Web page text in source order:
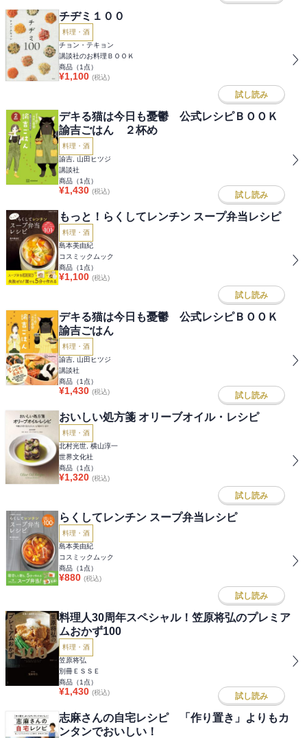
チヂミ１００
料理・酒
チョン・テキョン
講談社のお料理ＢＯＯＫ
商品（1 点）
¥1,100 (税込)
試し読み
デキる猫は今日も憂鬱 公式レシピＢＯＯＫ
諭吉ごはん ２杯め
料理・酒
諭吉, 山田ヒツジ
講談社
商品（1 点）
¥1,430 (税込) 試し読み
もっと！らくしてレンチン スープ弁当レシピ
料理・酒
島本美由紀
コスミックムック
商品（1 点）
¥1,100 (税込)
試し読み
デキる猫は今日も憂鬱 公式レシピＢＯＯＫ
諭吉ごはん
料理・酒
諭吉, 山田ヒツジ
講談社
商品（1 点）
¥1,430 (税込) 試し読み
おいしい処方箋 オリーブオイル・レシピ
料理・酒
北村光世, 横山淳一
世界文化社
商品（1 点）
¥1,320 (税込)
試し読み
らくしてレンチン スープ弁当レシピ
料理・酒
島本美由紀
コスミックムック
商品（1 点）
¥880 (税込)
試し読み
料理人30周年スペシャル！笠原将弘のプレミア
ムおかず100
料理・酒
笠原将弘
別冊ＥＳＳＥ
商品（1 点）
¥1,430 (税込) 試し読み
志麻さんの自宅レシピ 「作り置き」よりもカ
ンタンでおいしい！